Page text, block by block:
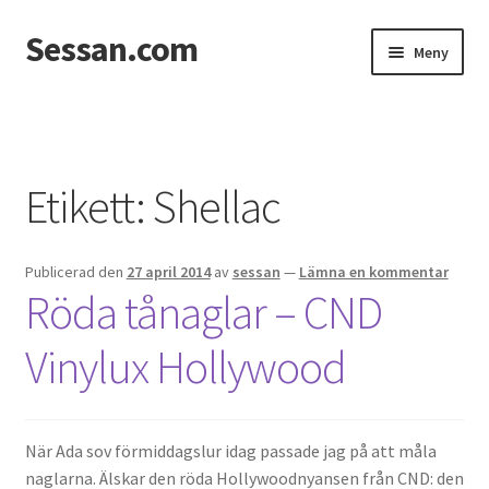
Hoppa
till
Hoppa
till
Sessan.com Meny
Integritetspolicy
Jessicas & Marcus bröllop
Ett helt fantastiskt bröllop!
Förlovning
Från Photoboothet
Etikett:Shellac
Publicerad den 27 april 2014 av sessan — Lämna en kommentar
Röda tånaglar – CND
Vinylux Hollywood
När Ada sov förmiddagslur idag passade jag på att måla
naglarna. Älskar den röda Hollywoodnyansen från CND: den